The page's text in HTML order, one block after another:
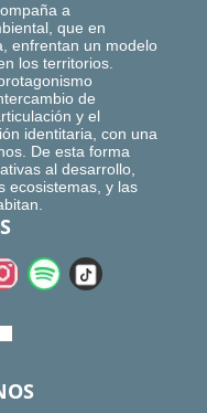
a
que en
enfrentan un modelo
los territorios.
de
y el
identitaria, con una
De esta forma
al desarrollo,
ecosistemas, y las